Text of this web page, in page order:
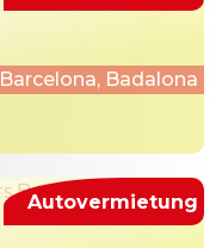
Barcelona, Badalona
Autovermietung